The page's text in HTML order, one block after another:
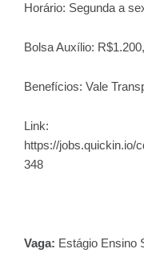
Horário: Segunda a
Bolsa Auxílio:
Benefícios: Vale
Link:
https://jobs.quickin.io/
348
Vaga: Estágio